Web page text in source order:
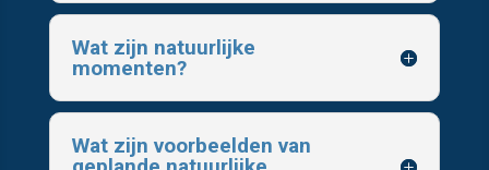
Wat zijn natuurlijke
momenten?
Wat zijn voorbeelden van